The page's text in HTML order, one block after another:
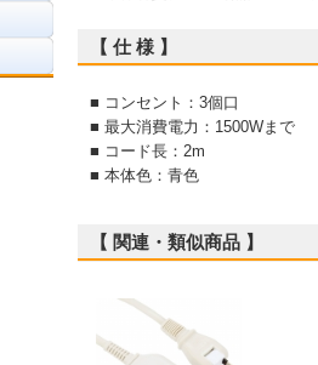
【 仕 様 】
■ コンセント：3個口
■ 最大消費電力：1500Wまで
■ コード長：2m
■ 本体色：青色
【 関連・類似商品 】